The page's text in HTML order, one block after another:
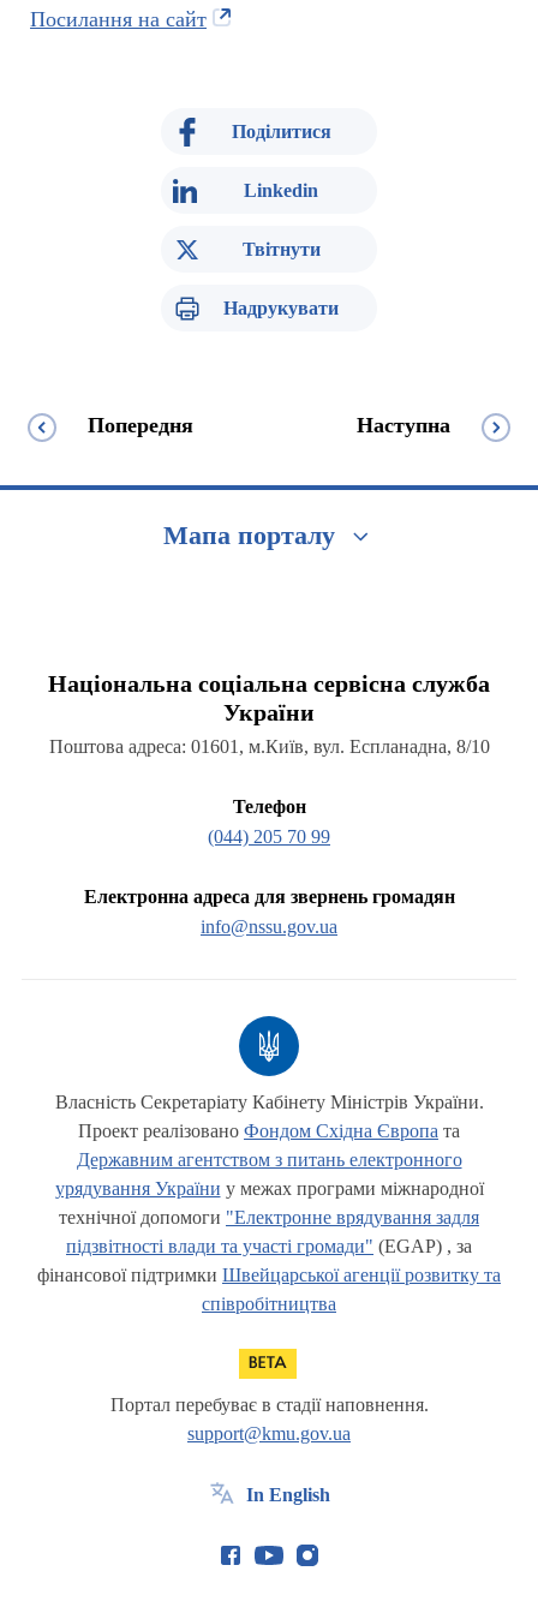
Посилання на сайт
Поділитися
Linkedin
Твітнути
Надрукувати
Попередня Наступна
Мапа порталу
Національна соціальна сервісна служба
України
Поштова адреса: 01601, м.Київ, вул. Еспланадна, 8/10
Телефон
(044) 205 70 99
Електронна адреса для звернень громадян
info@nssu.gov.ua
Власність Секретаріату Кабінету Міністрів України.
Проект реалізовано Фондом Східна Європа та
Державним агентством з питань електронного
урядування України у межах програми міжнародної
технічної допомоги "Електронне врядування задля
підзвітності влади та участі громади" (EGAP) , за
фінансової підтримки Швейцарської агенції розвитку та
співробітництва
Портал перебуває в стадії наповнення.
support@kmu.gov.ua
In English